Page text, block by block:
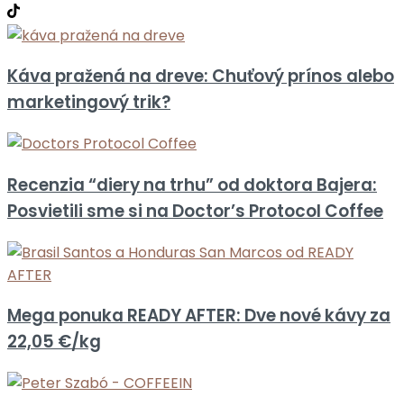
Káva pražená na dreve: Chuťový prínos alebo
marketingový trik?
Recenzia “diery na trhu” od doktora Bajera:
Posvietili sme si na Doctor’s Protocol Coffee
Mega ponuka READY AFTER: Dve nové kávy za
22,05 €/kg